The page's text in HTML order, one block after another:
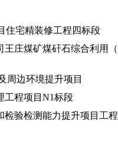
住宅精装修工程四标段
庄煤矿煤矸石综合利用
周边环境提升项目
工程项目N1标段
验检测能力提升项目工